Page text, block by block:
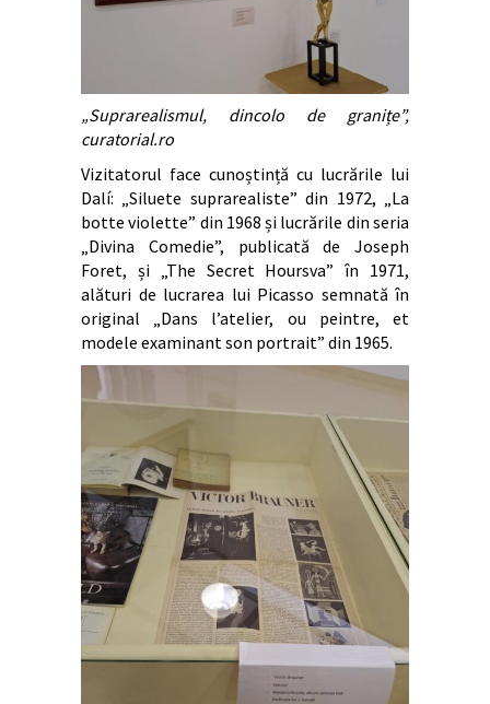
„Suprarealismul, dincolo de granițe”,
curatorial.ro
Vizitatorul face cunoștință cu lucrările lui
Dalí: „Siluete suprarealiste” din 1972, „La
botte violette” din 1968 și lucrările din seria
„Divina Comedie”, publicată de Joseph
Foret, și „The Secret Hoursva” în 1971,
alături de lucrarea lui Picasso semnată în
original „Dans l’atelier, ou peintre, et
modele examinant son portrait” din 1965.